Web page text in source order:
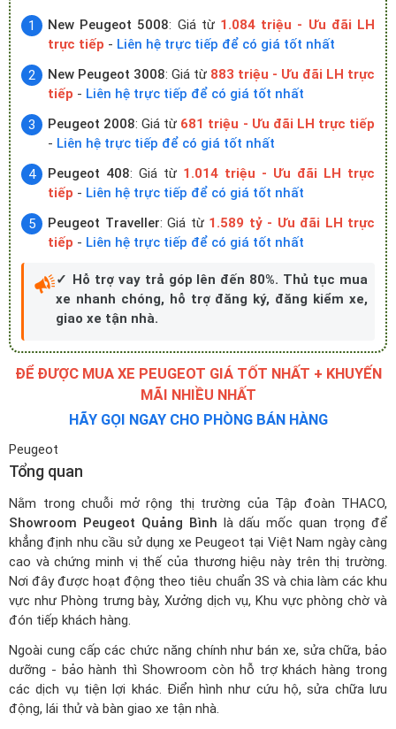
New Peugeot 5008: Giá từ 1.084 triệu - Ưu đãi LH
trực tiếp - Liên hệ trực tiếp để có giá tốt nhất
New Peugeot 3008: Giá từ 883 triệu - Ưu đãi LH trực
tiếp - Liên hệ trực tiếp để có giá tốt nhất
Peugeot 2008: Giá từ 681 triệu - Ưu đãi LH trực tiếp
- Liên hệ trực tiếp để có giá tốt nhất
Peugeot 408: Giá từ 1.014 triệu - Ưu đãi LH trực
tiếp - Liên hệ trực tiếp để có giá tốt nhất
Peugeot Traveller: Giá từ 1.589 tỷ - Ưu đãi LH trực
tiếp - Liên hệ trực tiếp để có giá tốt nhất
✓ Hỗ trợ vay trả góp lên đến 80%. Thủ tục mua
xe nhanh chóng, hỗ trợ đăng ký, đăng kiểm xe,
giao xe tận nhà.
ĐỂ ĐƯỢC MUA XE PEUGEOT GIÁ TỐT NHẤT + KHUYẾN
MÃI NHIỀU NHẤT
HÃY GỌI NGAY CHO PHÒNG BÁN HÀNG
Peugeot
Tổng quan
Nằm trong chuỗi mở rộng thị trường của Tập đoàn THACO,
Showroom Peugeot Quảng Bình là dấu mốc quan trọng để
khẳng định nhu cầu sử dụng xe Peugeot tại Việt Nam ngày càng
cao và chứng minh vị thế của thương hiệu này trên thị trường.
Nơi đây được hoạt động theo tiêu chuẩn 3S và chia làm các khu
vực như Phòng trưng bày, Xưởng dịch vụ, Khu vực phòng chờ và
đón tiếp khách hàng.
Ngoài cung cấp các chức năng chính như bán xe, sửa chữa, bảo
dưỡng - bảo hành thì Showroom còn hỗ trợ khách hàng trong
các dịch vụ tiện lợi khác. Điển hình như cứu hộ, sửa chữa lưu
động, lái thử và bàn giao xe tận nhà.